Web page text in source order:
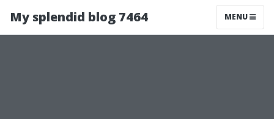
My splendid blog 7464 MENU